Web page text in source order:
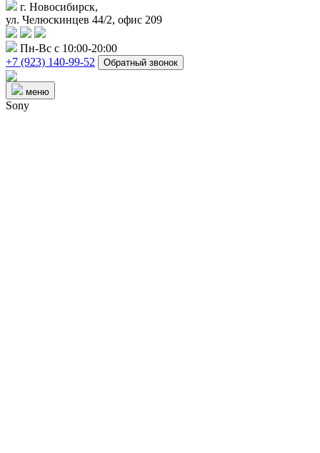
г. Новосибирск,
ул. Челюскинцев 44/2, офис 209
Пн-Вс с 10:00-20:00
+7 (923) 140-99-52
Обратный звонок
меню
Sony